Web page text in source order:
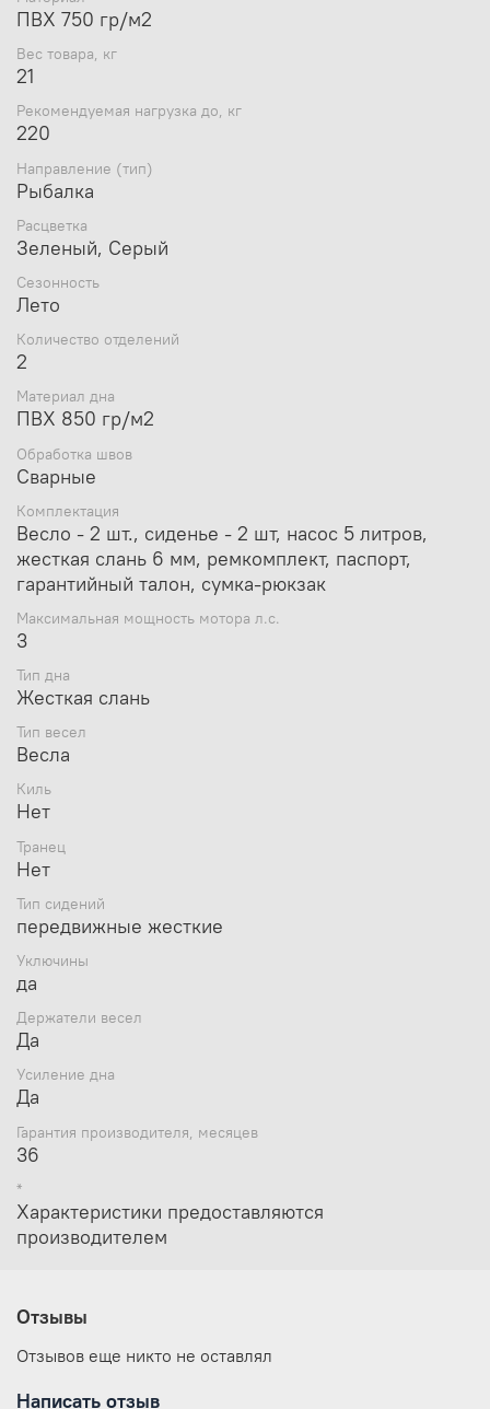
ПВХ 750 гр/м2
Вес товара, кг
21
Рекомендуемая нагрузка до, кг
220
Направление (тип)
Рыбалка
Расцветка
Зеленый, Серый
Сезонность
Лето
Количество отделений
2
Материал дна
ПВХ 850 гр/м2
Обработка швов
Сварные
Комплектация
Весло - 2 шт., сиденье - 2 шт, насос 5 литров,
жесткая слань 6 мм, ремкомплект, паспорт,
гарантийный талон, сумка-рюкзак
Максимальная мощность мотора л.с.
3
Тип дна
Жесткая слань
Тип весел
Весла
Киль
Нет
Транец
Нет
Тип сидений
передвижные жесткие
Уключины
да
Держатели весел
Да
Усиление дна
Да
Гарантия производителя, месяцев
36
*
Характеристики предоставляются
производителем
Отзывы
Отзывов еще никто не оставлял
Написать отзыв